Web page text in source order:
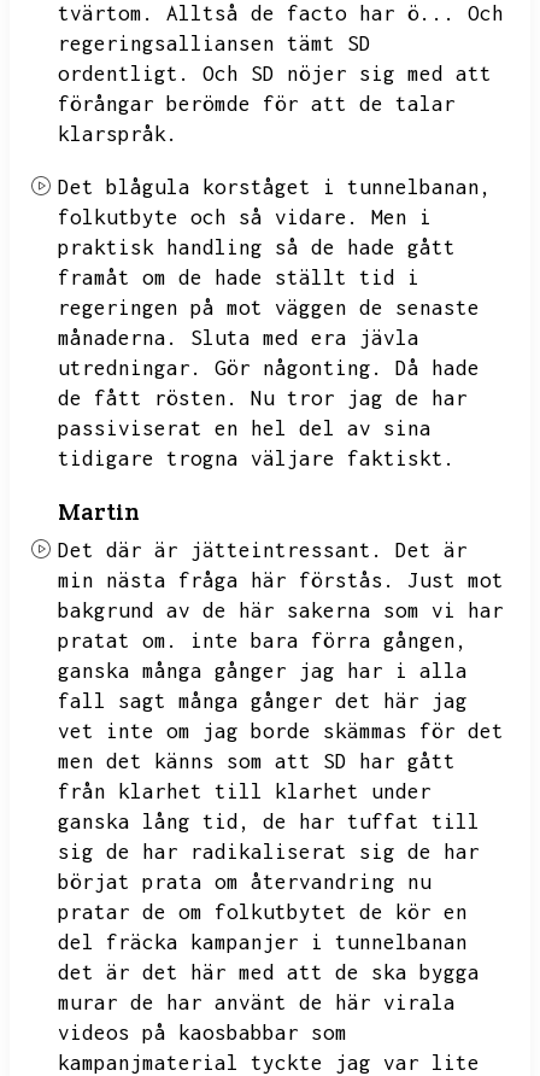
tvärtom.
Alltså de facto har ö...
Och
regeringsalliansen tämt
SD
ordentligt.
Och SD nöjer sig med att
förångar berömde för att de talar
klarspråk.
Det blågula korståget i tunnelbanan,
folkutbyte och så vidare.
Men i
praktisk handling så de hade gått
framåt om de hade ställt tid i
regeringen på mot väggen de senaste
månaderna.
Sluta med era jävla
utredningar.
Gör någonting.
Då hade
de fått rösten.
Nu tror jag de har
passiviserat en hel del av sina
tidigare trogna väljare faktiskt.
Martin
Det där är jätteintressant.
Det är
min nästa fråga här förstås.
Just mot
bakgrund av de här sakerna som vi har
pratat om.
inte bara förra gången,
ganska många gånger jag har i alla
fall sagt många gånger det här jag
vet inte om jag borde skämmas för det
men det känns som att SD har gått
från klarhet till klarhet under
ganska lång tid,
de har tuffat till
sig de har radikaliserat sig de har
börjat prata om återvandring nu
pratar de om folkutbytet de kör en
del fräcka kampanjer i tunnelbanan
det är det här med att de ska bygga
murar de har använt de här virala
videos på kaosbabbar som
kampanjmaterial tyckte jag var lite